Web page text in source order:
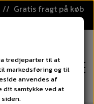
// Gratis fragt på køb
tredjeparter til at
markedsføring og til
anvendes af
dit samtykke ved at